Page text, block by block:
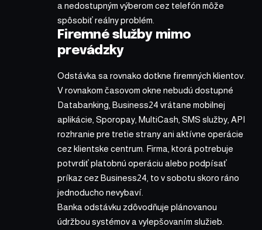
a nedostupným výberom cez telefón môže
spôsobiť reálny problém.
Firemné služby mimo
prevádzky
Odstávka sa rovnako dotkne firemných klientov.
V rovnakom časovom okne nebudú dostupné
Databanking, Business24 vrátane mobilnej
aplikácie, Sporopay, MultiCash, SMS služby, API
rozhranie pre tretie strany ani aktívne operácie
cez klientske centrum. Firma, ktorá potrebuje
potvrdiť platobnú operáciu alebo podpísať
príkaz cez Business24, to v sobotu skoro ráno
jednoducho nevybaví.
Banka odstávku zdôvodňuje plánovanou
údržbou systémov a vylepšovaním služieb.